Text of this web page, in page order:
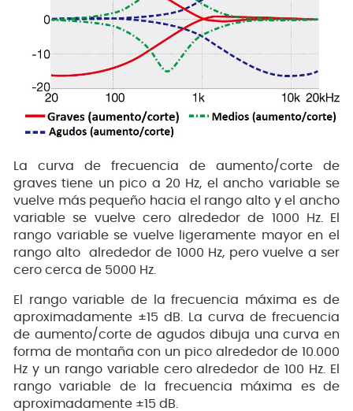
La curva de frecuencia de aumento/corte de
graves tiene un pico a 20 Hz, el ancho variable se
vuelve más pequeño hacia el rango alto y el ancho
variable se vuelve cero alrededor de 1000 Hz. El
rango variable se vuelve ligeramente mayor en el
rango alto alrededor de 1000 Hz, pero vuelve a ser
cero cerca de 5000 Hz.
El rango variable de la frecuencia máxima es de
aproximadamente ±15 dB. La curva de frecuencia
de aumento/corte de agudos dibuja una curva en
forma de montaña con un pico alrededor de 10.000
Hz y un rango variable cero alrededor de 100 Hz. El
rango variable de la frecuencia máxima es de
aproximadamente ±15 dB.